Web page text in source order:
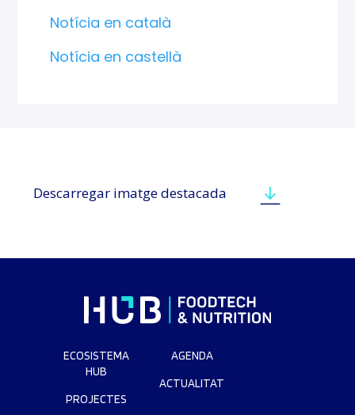
Notícia en català
Notícia en castellà
Descarregar imatge destacada
ECOSISTEMA
HUB
PROJECTES
AGENDA
ACTUALITAT